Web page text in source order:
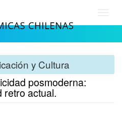
y Cultura
posmoderna:
retro actual.